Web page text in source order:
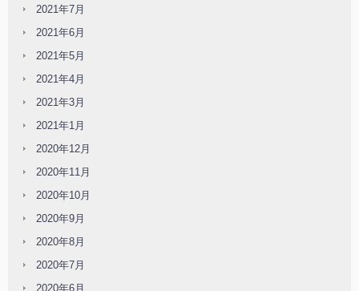
2021年7月
2021年6月
2021年5月
2021年4月
2021年3月
2021年1月
2020年12月
2020年11月
2020年10月
2020年9月
2020年8月
2020年7月
2020年6月